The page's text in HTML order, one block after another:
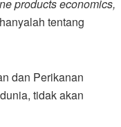
products economics,
tentang
dan Perikanan
tidak akan